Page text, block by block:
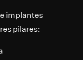
implantes
pilares: